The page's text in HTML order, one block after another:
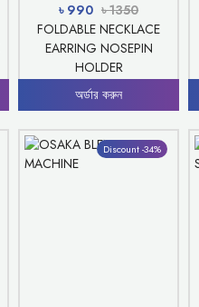
৳ 990 ৳ 1350
FOLDABLE NECKLACE
EARRING NOSEPIN
HOLDER
অর্ডার করুন
Discount -34%